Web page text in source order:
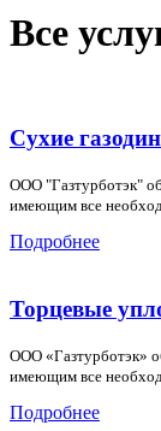
Все
Сухие
ООО "Газтурботэк"
имеющим все
Подробнее
Торцевые
ООО «Газтурботэк»
имеющим все
Подробнее